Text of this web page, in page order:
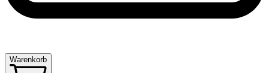
Warenkorb